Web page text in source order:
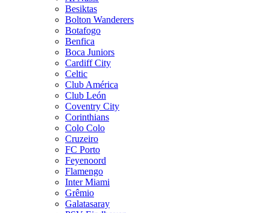
Besiktas
Bolton Wanderers
Botafogo
Benfica
Boca Juniors
Cardiff City
Celtic
Club América
Club León
Coventry City
Corinthians
Colo Colo
Cruzeiro
FC Porto
Feyenoord
Flamengo
Inter Miami
Grêmio
Galatasaray